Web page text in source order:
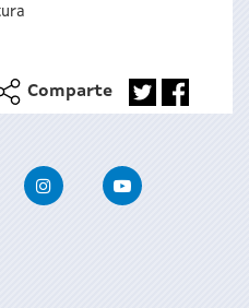
Comparte
InstagramYoutube